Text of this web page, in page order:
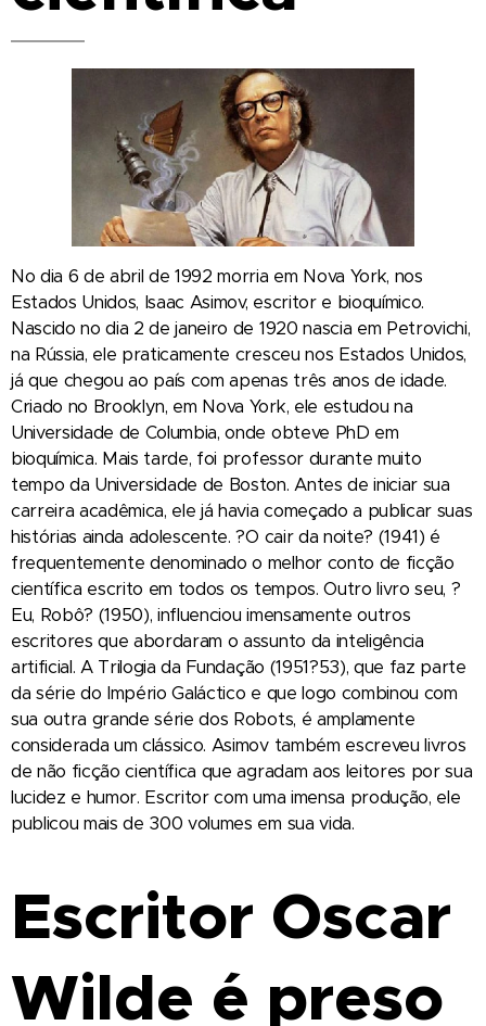
No dia 6 de abril de 1992 morria em Nova York, nos
Estados Unidos, Isaac Asimov, escritor e bioquímico.
Nascido no dia 2 de janeiro de 1920 nascia em Petrovichi,
na Rússia, ele praticamente cresceu nos Estados Unidos,
já que chegou ao país com apenas três anos de idade.
Criado no Brooklyn, em Nova York, ele estudou na
Universidade de Columbia, onde obteve PhD em
bioquímica. Mais tarde, foi professor durante muito
tempo da Universidade de Boston. Antes de iniciar sua
carreira acadêmica, ele já havia começado a publicar suas
histórias ainda adolescente. ?O cair da noite? (1941) é
frequentemente denominado o melhor conto de ficção
científica escrito em todos os tempos. Outro livro seu, ?
Eu, Robô? (1950), influenciou imensamente outros
escritores que abordaram o assunto da inteligência
artificial. A Trilogia da Fundação (1951?53), que faz parte
da série do Império Galáctico e que logo combinou com
sua outra grande série dos Robots, é amplamente
considerada um clássico. Asimov também escreveu livros
de não ficção científica que agradam aos leitores por sua
lucidez e humor. Escritor com uma imensa produção, ele
publicou mais de 300 volumes em sua vida.
Escritor Oscar
Wilde é preso